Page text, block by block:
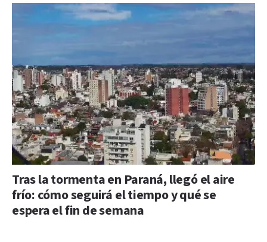
Tras la tormenta en Paraná, llegó el aire
frío: cómo seguirá el tiempo y qué se
espera el fin de semana